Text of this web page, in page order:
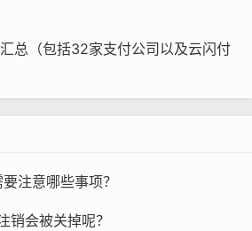
总（包括32家支付公司以及云闪付
注意哪些事项？
销会被关掉呢？